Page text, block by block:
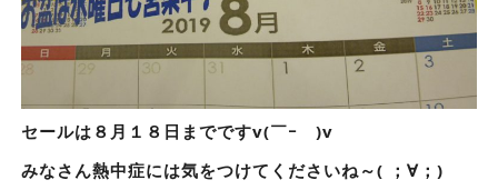
セールは８月１８日までですv(￣ｰ￣)v
みなさん熱中症には気をつけてくださいね～( ；∀；)